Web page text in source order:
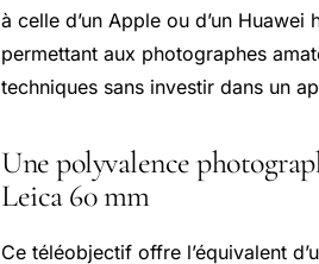
à celle d’un Apple ou d’un
permettant aux photographes
techniques sans investir dans un
Une polyvalence
Leica 60 mm
Ce téléobjectif offre l’équivalent